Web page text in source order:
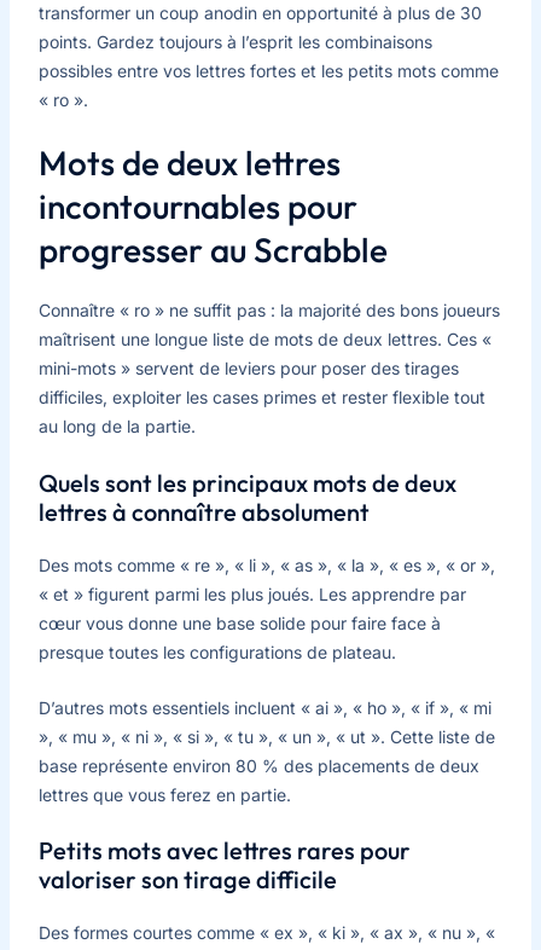
transformer un coup anodin en opportunité à plus de 30
points. Gardez toujours à l’esprit les combinaisons
possibles entre vos lettres fortes et les petits mots comme
« ro ».
Mots de deux lettres
incontournables pour
progresser au Scrabble
Connaître « ro » ne suffit pas : la majorité des bons joueurs
maîtrisent une longue liste de mots de deux lettres. Ces «
mini-mots » servent de leviers pour poser des tirages
difficiles, exploiter les cases primes et rester flexible tout
au long de la partie.
Quels sont les principaux mots de deux
lettres à connaître absolument
Des mots comme « re », « li », « as », « la », « es », « or »,
« et » figurent parmi les plus joués. Les apprendre par
cœur vous donne une base solide pour faire face à
presque toutes les configurations de plateau.
D’autres mots essentiels incluent « ai », « ho », « if », « mi
», « mu », « ni », « si », « tu », « un », « ut ». Cette liste de
base représente environ 80 % des placements de deux
lettres que vous ferez en partie.
Petits mots avec lettres rares pour
valoriser son tirage difficile
Des formes courtes comme « ex », « ki », « ax », « nu », «